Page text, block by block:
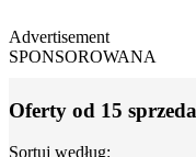
Advertisement
SPONSOROWANA
Oferty od 15
Sortuj według: